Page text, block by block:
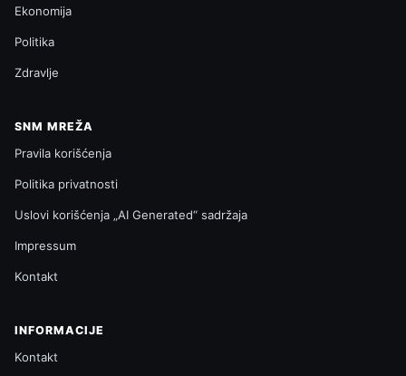
Ekonomija
Politika
Zdravlje
SNM MREŽA
Pravila korišćenja
Politika privatnosti
Uslovi korišćenja „AI Generated“ sadržaja
Impressum
Kontakt
INFORMACIJE
Kontakt